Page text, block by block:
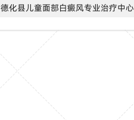
德化县儿童面部白癜风专业治疗中心